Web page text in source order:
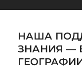
НАША
ЗНАНИЯ —